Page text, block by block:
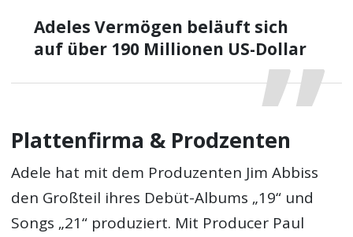
Adeles Vermögen beläuft sich
auf über 190 Millionen US-Dollar
Plattenfirma & Prodzenten
Adele hat mit dem Produzenten Jim Abbiss
den Großteil ihres Debüt-Albums „19“ und
Songs „21“ produziert. Mit Producer Paul